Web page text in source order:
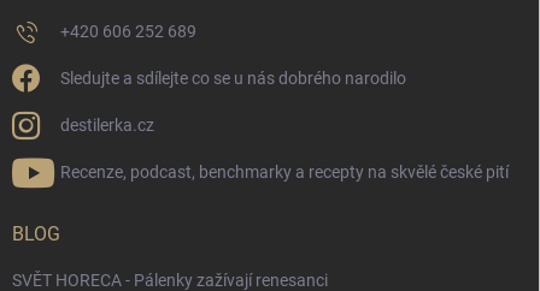
+420 606 252 689
Sledujte a sdílejte co se u nás dobrého narodilo
destilerka.cz
Recenze, podcast, benchmarky a recepty na skvělé české pití
BLOG
SVĚT HORECA - Pálenky zažívají renesanci